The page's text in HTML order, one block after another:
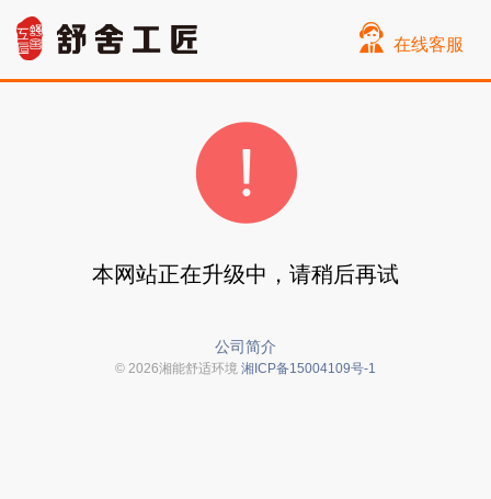
在线客服
本网站正在升级中，请稍后再试
公司简介
© 2026湘能舒适环境 湘ICP备15004109号-1